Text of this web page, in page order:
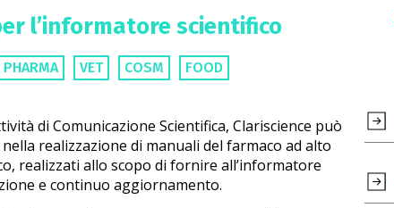
l’informatore scientifico
PHARMA VET COSM FOOD
di Comunicazione Scientifica, Clariscience può
realizzazione di manuali del farmaco ad alto
realizzati allo scopo di fornire all’informatore
e continuo aggiornamento.